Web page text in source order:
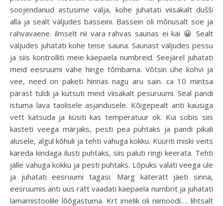
soojendanud astusime välja, kohe juhatati viisakalt dušši
alla ja sealt väljudes basseini. Bassein oli mõnusalt soe ja
rahvavaene. ilmselt nii vara rahvas saunas ei käi 😀 Sealt
väljudes juhatati kohe teise sauna. Saunast väljudes pessu
ja siis kontrolliti meie käepaela numbreid. Seejärel juhatati
meid eesruumi vähe hinge tõmbama. Võtsin ühe kohvi ja
vee, need on paketi hinnas nagu aru sain. ca 10 mintsa
pärast tuldi ja kutsuti meid viisakalt pesuruumi. Seal pandi
istuma lava taolisele asjandusele. Kõigepealt anti kausiga
vett katsuda ja küsiti kas temperatuur ok. Kui sobis siis
kasteti veega märjaks, pesti pea puhtaks ja pandi pikali
alusele, algul kõhuli ja tehti vahuga kokku. Küüriti miski veits
kareda kindaga ilusti puhtaks, siis paluti ringi keerata. Tehti
jälle vahuga kokku ja pesti puhtaks. Lõpuks valati veega üle
ja juhatati eesruumi tagasi. Märg käterätt jäeti sinna,
eesruumis anti uus rätt vaadati käepaela numbrit ja juhatati
lamamistoolile lõõgastuma. Krt imelik oli niimoodi…. lihtsalt